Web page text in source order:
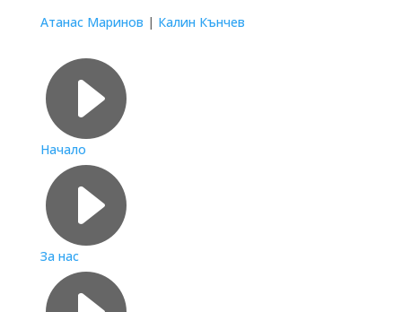
Атанас Маринов | Калин Кънчев

Начало

За нас